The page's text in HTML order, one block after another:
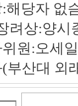
해당자 없
려상:양시
원:오세
부산대 외